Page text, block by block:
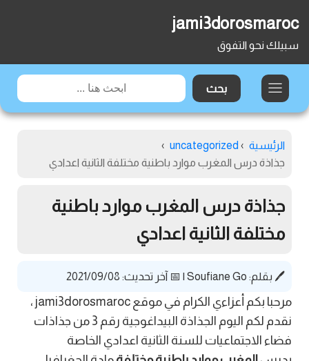
jami3dorosmaroc
سبيلك نحو التفوق
الرئيسية ›
uncategorized
›
جذاذة درس المغرب موارد باطنية مختلفة الثانية اعدادي
جذاذة درس المغرب موارد باطنية
مختلفة الثانية اعدادي
🖊️ بقلم: Soufiane Go
| 📅 آخر تحديث: 2021/09/08
مرحبا بكم أعزاءي الكرام في موقع jami3dorosmaroc ،
نقدم لكم اليوم الجذاذة البيداغوجية رقم 3 من جذاذات
فضاء الاجتماعيات للسنة الثانية اعدادي الخاصة